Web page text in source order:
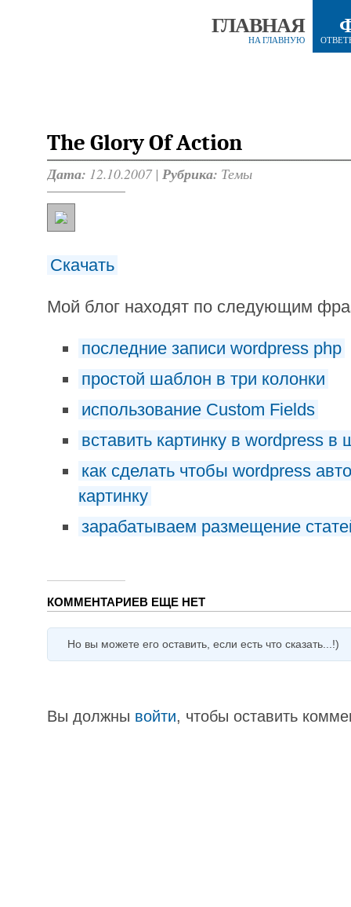
ГЛАВНАЯ
НА ГЛАВНУЮ
The Glory Of Action
Дата: 12.10.2007 | Рубрика: Темы
Скачать
Мой блог находят по следующим
последние записи wordpress php
простой шаблон в три колонки
использование Custom Fields
вставить картинку в wordpress в
как сделать чтобы wordpress
картинку
зарабатываем размещение
КОММЕНТАРИЕВ ЕЩЕ НЕТ
Но вы можете его оставить, если есть что сказать...!)
Вы должны войти, чтобы оставить